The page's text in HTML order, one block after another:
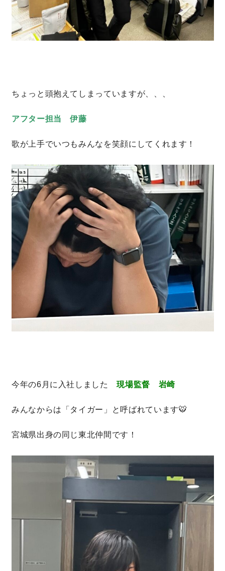
施工事例 お客さまの声
サイトマップ プライバシーポリシー
よくある質問
CLOSE
ちょっと頭抱えてしまっていますが、、、
アフター担当 伊藤
歌が上手でいつもみんなを笑顔にしてくれます！
今年の6月に入社しました現場監督 岩崎
みんなからは「タイガー」と呼ばれています🐯
宮城県出身の同じ東北仲間です！